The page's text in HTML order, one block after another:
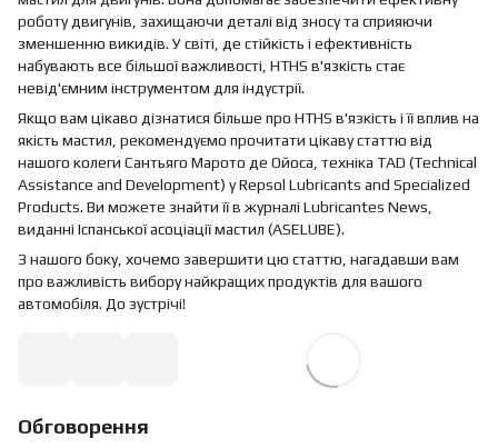
роботу двигунів, захищаючи деталі від зносу та сприяючи
зменшенню викидів. У світі, де стійкість і ефективність
набувають все більшої важливості, HTHS в'язкість стає
невід'ємним інструментом для індустрії.
Якщо вам цікаво дізнатися більше про HTHS в'язкість і її вплив на
якість мастил, рекомендуємо прочитати цікаву статтю від
нашого колеги Сантьяго Марото де Ойоса, техніка TAD (Technical
Assistance and Development) у Repsol Lubricants and Specialized
Products. Ви можете знайти її в журналі Lubricantes News,
виданні Іспанської асоціації мастил (ASELUBE).
З нашого боку, хочемо завершити цю статтю, нагадавши вам
про важливість вибору найкращих продуктів для вашого
автомобіля. До зустрічі!
Обговорення